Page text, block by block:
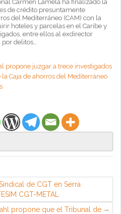
Carmen Lamela ha finalizado la
de crédito presuntamente
del Mediterráneo (CAM) con la
hoteles y parcelas en el Caribe y
entre ellos al exdirector
por delitos…
propone juzgar a trece investigados
Caja de ahorros del Mediterráneo
de CGT en Serra
CGT-METAL
propone que el Tribunal de